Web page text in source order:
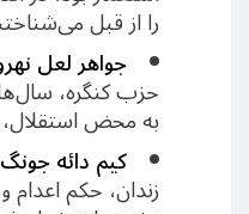
را از قبل
جواهر لعل
حزب کنگره، سال‌ها
به محض
کیم دائه
زندان، حکم